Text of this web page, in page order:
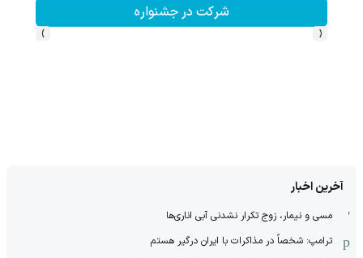
شرکت در جشنواره
‹
›
آخرین اخبار
مسی و نیمار، زوج تکرار نشدنی آبی اناری‌ها
ترامپ: شخصاً در مذاکرات با ایران درگیر هستم